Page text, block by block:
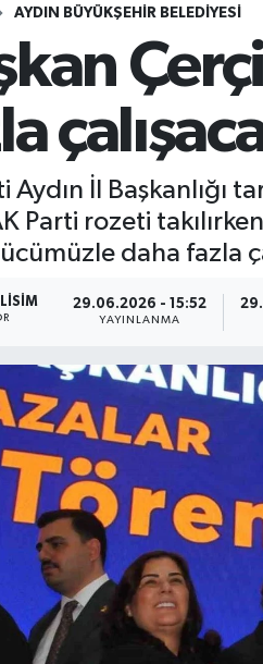
AYDIN BÜYÜKŞEHİR BELEDİYESİ
Aydın İl Başkanlığı
Parti rozeti
daha fazla
29.06.2026 - 15:52
YAYINLANMA